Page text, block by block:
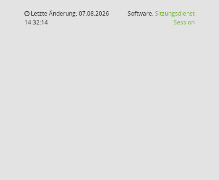
Letzte Änderung: 07.08.2026
14:32:14
Software:Sitzungsdienst
Session(Wird in